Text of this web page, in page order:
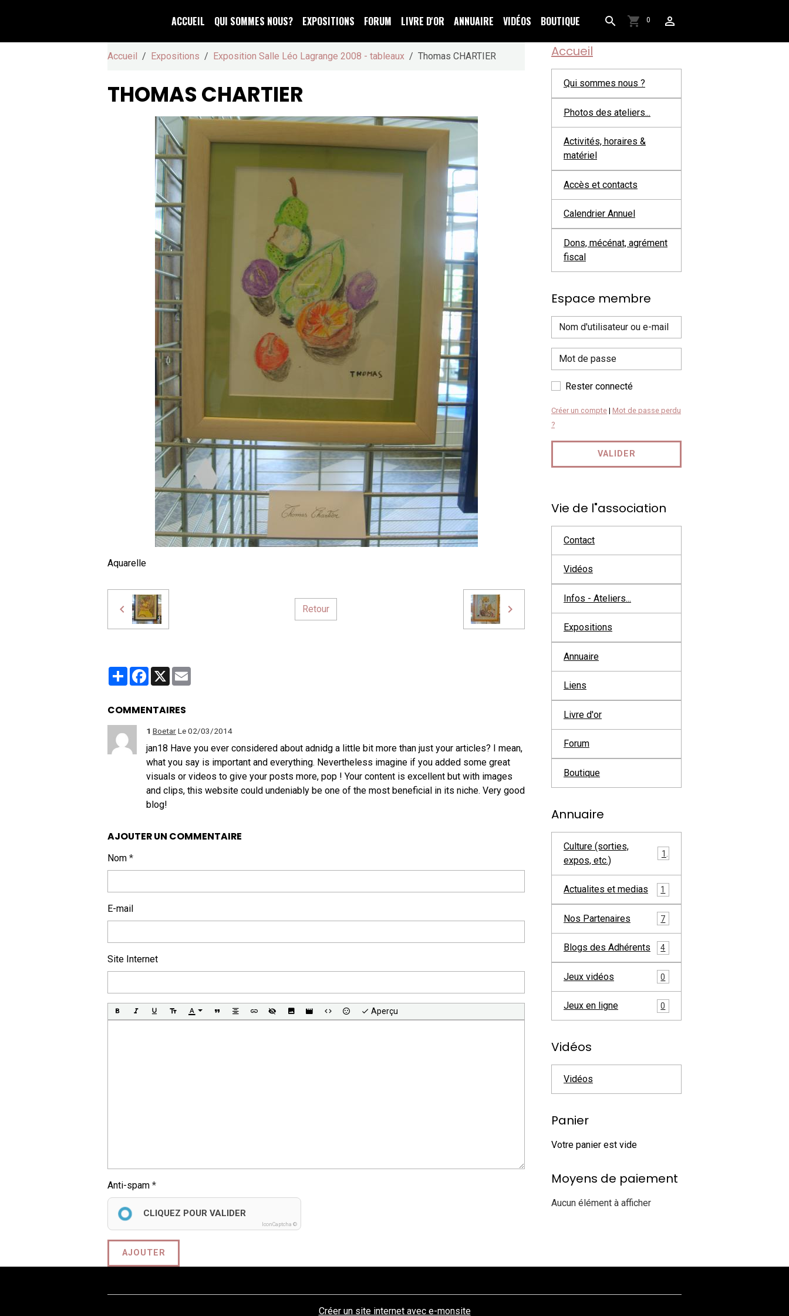
ACCUEIL QUI SOMMES NOUS? EXPOSITIONS FORUM LIVRE D'OR ANNUAIRE VIDÉOS BOUTIQUE 0
Accueil Expositions Exposition Salle Léo Lagrange 2008 - tableaux Thomas CHARTIER
THOMAS CHARTIER
Aquarelle
Retour
PartagerFacebook
X
COMMENTAIRES
1 BoetarLe 02/03/2014
jan18 Have you ever considered about adnidg a little bit more than just your articles? I mean,
what you say is important and everything. Nevertheless imagine if you added some great
visuals or videos to give your posts more, pop ! Your content is excellent but with images
and clips, this website could undeniably be one of the most beneficial in its niche. Very good
blog!
AJOUTER UN COMMENTAIRE
Nom
E-mail
Site Internet
Aperçu
Anti-spam
CLIQUEZ POUR VALIDER
IconCaptcha ©
AJOUTER
Accueil
Qui sommes nous ?
Photos des ateliers...
Activités, horaires &
matériel
Accès et contacts
Calendrier Annuel
Dons, mécénat, agrément
fiscal
Espace membre
Rester connecté
Créer un compte | Mot de passe perdu
?
VALIDER
Vie de l"association
Contact
Vidéos
Infos - Ateliers...
Expositions
Annuaire
Liens
Livre d'or
Forum
Boutique
Annuaire
Culture (sorties,
expos, etc.)
Actualites et medias 1
Nos Partenaires 7
Blogs des Adhérents 4
Jeux vidéos 0
Jeux en ligne 0
Vidéos
Vidéos
Panier
Votre panier est vide
Moyens de paiement
Aucun élément à afficher
Créer un site internet avec e-monsite